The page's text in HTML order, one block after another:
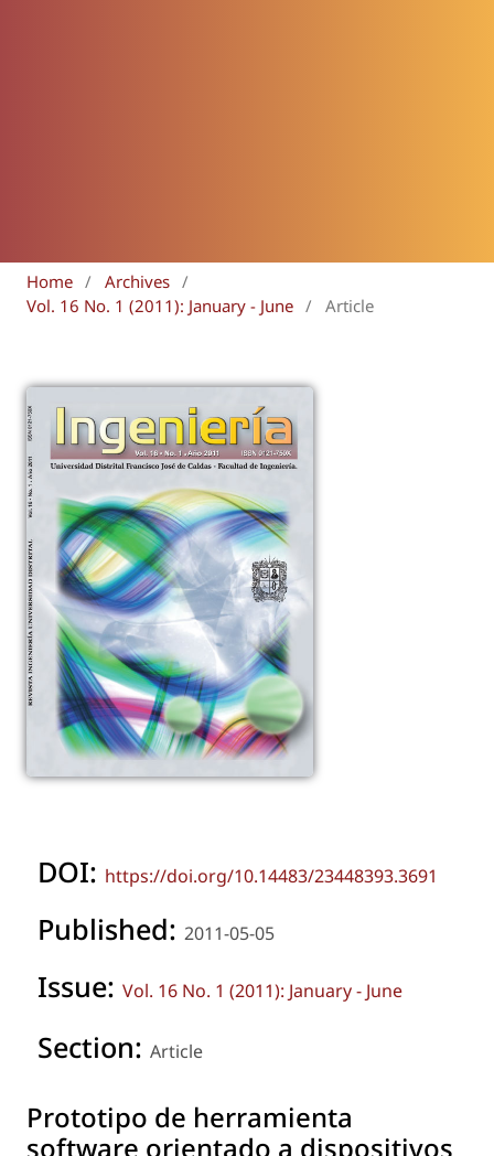
Home / Archives /
Vol. 16 No. 1 (2011): January - June / Article
DOI: https://doi.org/10.14483/23448393.3691
Published: 2011-05-05
Issue: Vol. 16 No. 1 (2011): January - June
Section: Article
Prototipo de herramienta
software orientado a dispositivos